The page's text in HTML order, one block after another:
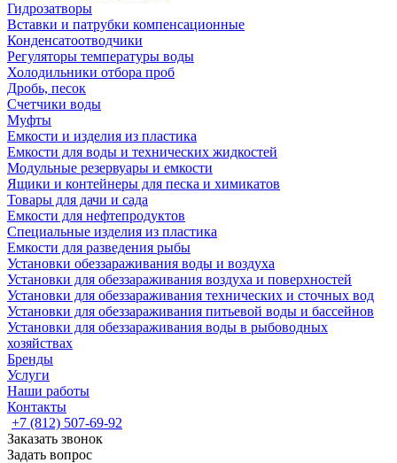
Гидрозатворы
Вставки и патрубки компенсационные
Конденсатоотводчики
Регуляторы температуры воды
Холодильники отбора проб
Дробь, песок
Счетчики воды
Муфты
Емкости и изделия из пластика
Емкости для воды и технических жидкостей
Модульные резервуары и емкости
Ящики и контейнеры для песка и химикатов
Товары для дачи и сада
Емкости для нефтепродуктов
Специальные изделия из пластика
Емкости для разведения рыбы
Установки обеззараживания воды и воздуха
Установки для обеззараживания воздуха и поверхностей
Установки для обеззараживания технических и сточных вод
Установки для обеззараживания питьевой воды и бассейнов
Установки для обеззараживания воды в рыбоводных
хозяйствах
Бренды
Услуги
Наши работы
Контакты
+7 (812) 507-69-92
Заказать звонок
Задать вопрос